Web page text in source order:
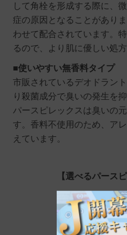
して角栓を形成する際に、
症の原因となることがあり
わせて配合されています。
るので、より肌に優しい処
■使いやすい無香料タイプ
市販されているデオドラン
り殺菌成分で臭いの発生を
パースピレックスは臭いの
す。香料不使用のため、ア
えています。
【選べるパース